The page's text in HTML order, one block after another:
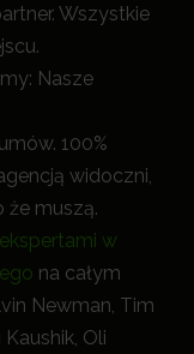
Wszystkie
Nasze
100%
widoczni,
że muszą.
w
na całym
Newman, Tim
Oli